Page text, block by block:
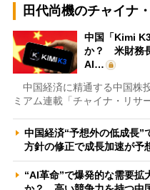
田代尚機のチャイナ
中国「Kimi
か？ 米財務
AI…
中国経済に精通する中国株
ミアム連載「チャイナ・リサ
中国経済“予想外の低成長
方針の修正で成長加速が予
“AI革命”で爆発的な需要拡